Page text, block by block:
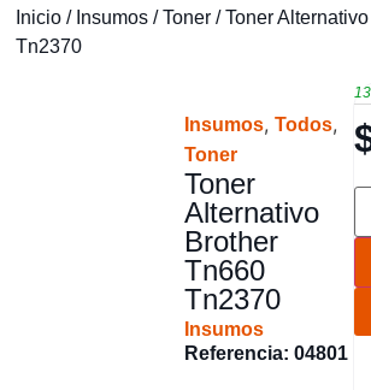
Inicio / Insumos /Toner / Toner
Tn2370
Insumos, Todos,
Toner
Toner
Alternativo
Brother
Tn660
Tn2370
Insumos
Referencia: 04801